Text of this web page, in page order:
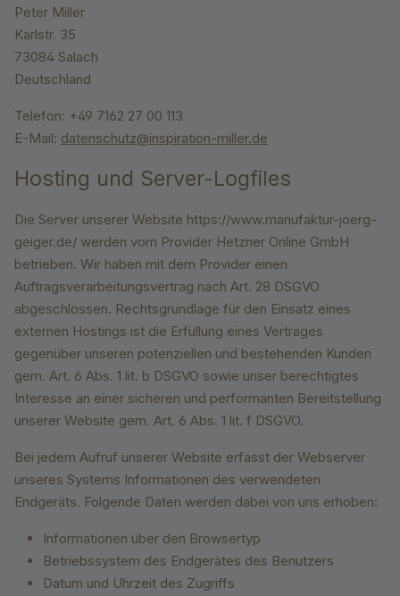
Peter Miller
Karlstr. 35
73084 Salach
Deutschland
Telefon: +49 7162 27 00 113
E-Mail: datenschutz@inspiration-miller.de
Hosting und Server-Logfiles
Die Server unserer Website https://www.manufaktur-joerg-
geiger.de/ werden vom Provider Hetzner Online GmbH
betrieben. Wir haben mit dem Provider einen
Auftragsverarbeitungsvertrag nach Art. 28 DSGVO
abgeschlossen. Rechtsgrundlage für den Einsatz eines
externen Hostings ist die Erfüllung eines Vertrages
gegenüber unseren potenziellen und bestehenden Kunden
gem. Art. 6 Abs. 1 lit. b DSGVO sowie unser berechtigtes
Interesse an einer sicheren und performanten Bereitstellung
unserer Website gem. Art. 6 Abs. 1 lit. f DSGVO.
Bei jedem Aufruf unserer Website erfasst der Webserver
unseres Systems Informationen des verwendeten
Endgeräts. Folgende Daten werden dabei von uns erhoben:
Informationen über den Browsertyp
Betriebssystem des Endgerätes des Benutzers
Datum und Uhrzeit des Zugriffs